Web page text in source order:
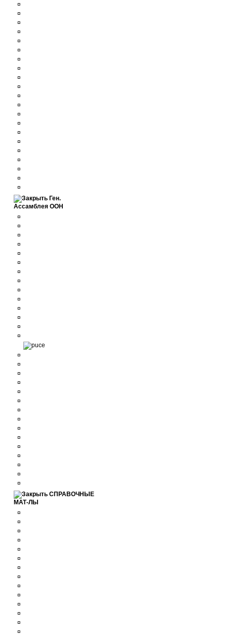
¤
¤
¤
¤
¤
¤
¤
¤
¤
¤
¤
¤
¤
¤
¤
¤
¤
¤
¤
¤
¤
Ген.
Ассамблея ООН
¤
¤
¤
¤
¤
¤
¤
¤
¤
¤
¤
¤
¤
¤
¤
¤
¤
¤
¤
¤
¤
¤
¤
¤
¤
¤
¤
¤
¤
СПРАВОЧНЫЕ
МАТ-ЛЫ
¤
¤
¤
¤
¤
¤
¤
¤
¤
¤
¤
¤
¤
¤